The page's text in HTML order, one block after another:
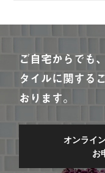
ご自宅からでも
タイルに関する
おります。
オンライ
お